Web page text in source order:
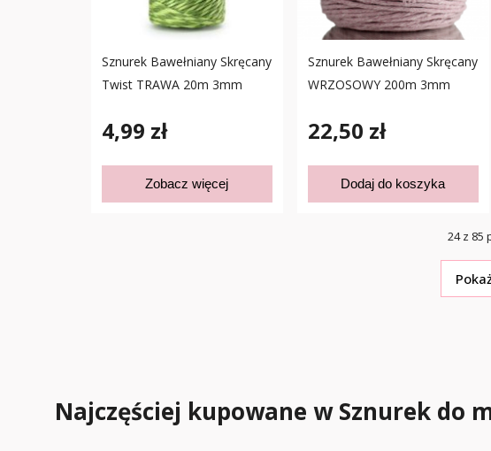
Sznurek Bawełniany Skręcany
Twist TRAWA 20m 3mm
4,99 zł
Zobacz więcej
Sznurek Bawełniany Skręcany
WRZOSOWY 200m 3mm
22,50 zł
Dodaj do koszyka
24 z 85
Najczęściej kupowane w Sznurek do